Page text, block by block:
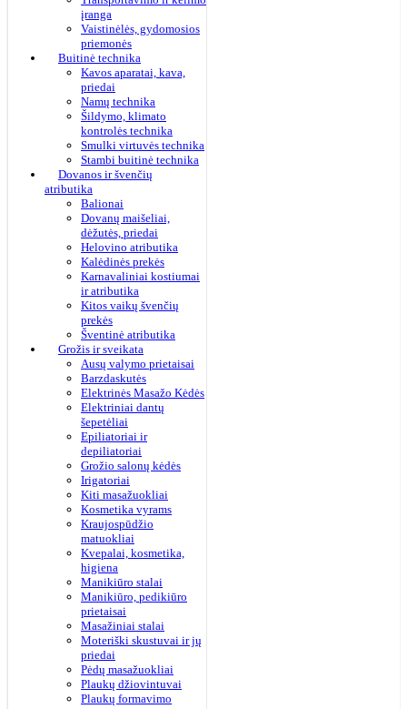
įranga
Vaistinėlės, gydomosios
priemonės
Buitinė technika
Kavos aparatai, kava,
priedai
Namų technika
Šildymo, klimato
kontrolės technika
Smulki virtuvės technika
Stambi buitinė technika
Dovanos ir švenčių
atributika
Balionai
Dovanų maišeliai,
dėžutės, priedai
Helovino atributika
Kalėdinės prekės
Karnavaliniai kostiumai
ir atributika
Kitos vaikų švenčių
prekės
Šventinė atributika
Grožis ir sveikata
Ausų valymo prietaisai
Barzdaskutės
Elektrinės Masažo Kėdės
Elektriniai dantų
šepetėliai
Epiliatoriai ir
depiliatoriai
Grožio salonų kėdės
Irigatoriai
Kiti masažuokliai
Kosmetika vyrams
Kraujospūdžio
matuokliai
Kvepalai, kosmetika,
higiena
Manikiūro stalai
Manikiūro, pedikiūro
prietaisai
Masažiniai stalai
Moteriški skustuvai ir jų
priedai
Pėdų masažuokliai
Plaukų džiovintuvai
Plaukų formavimo